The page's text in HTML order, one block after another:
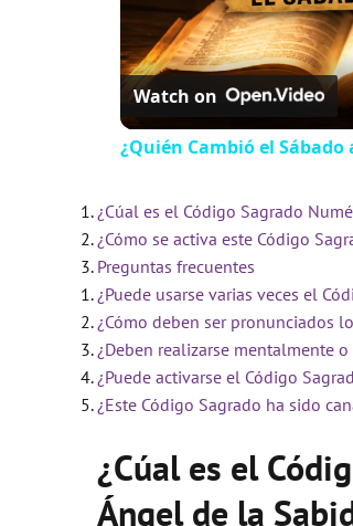
Watch on
¿Quién Cambió el
¿Cúal es el Código Sagrado
¿Cómo se activa este Código
Preguntas frecuentes
¿Puede usarse varias veces el
¿Cómo deben ser pronunciados
¿Deben realizarse mentalmente
¿Puede activarse el Código
¿Este Código Sagrado ha sido
¿Cúal es el
Ángel de la